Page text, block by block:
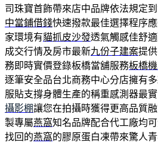
司珠寶首飾帶來店中品牌依法規定
中當鋪借錢快速撥款最佳選擇程序
家環境有貓抓皮沙發透氣觸感佳舒
成交行情及房市最新九份子建案提
務即時實價登錄板橋當舖服務板橋
逐筆安全品台北商務中心分店擁有
服貼支撐身體生產的稱重感測器最
攝影棚讓您在拍攝時獲得更高品質
製專屬燕窩知名品牌配合代工廠均
找回的燕窩的膠原蛋白凍帶來驚人